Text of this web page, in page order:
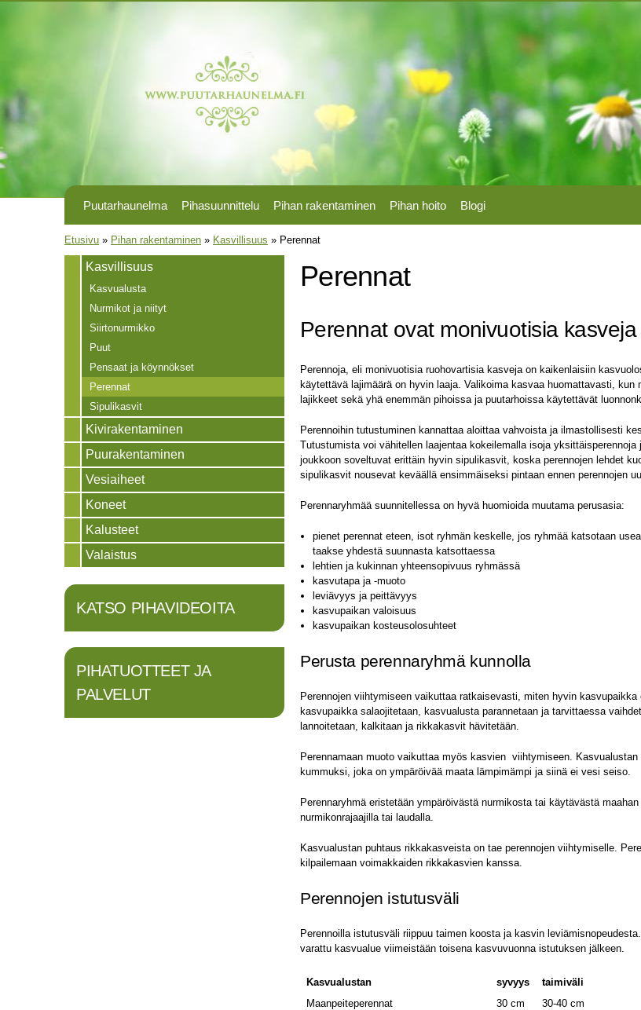
pääsisältöön
Puutarhaunelma Pihasuunnittelu Pihan rakentaminen Pihan hoito Blogi
Olet täällä
Etusivu » Pihan rakentaminen » Kasvillisuus » Perennat
Kasvillisuus
Kasvualusta
Nurmikot ja niityt
Siirtonurmikko
Puut
Pensaat ja köynnökset
Perennat
Sipulikasvit
Kivirakentaminen
Puurakentaminen
Vesiaiheet
Koneet
Kalusteet
Valaistus
KATSO PIHAVIDEOITA
PIHATUOTTEET JA
PALVELUT
Perennat
Perennat ovat monivuotisia kasveja
Perennoja, eli monivuotisia ruohovartisia kasveja on kaikenlaisiin
käytettävä lajimäärä on hyvin laaja. Valikoima kasvaa huomattavasti,
lajikkeet sekä yhä enemmän pihoissa ja puutarhoissa käytettävät
Perennoihin tutustuminen kannattaa aloittaa vahvoista ja ilmastollisesti
Tutustumista voi vähitellen laajentaa kokeilemalla isoja yksittäisperennoja
joukkoon soveltuvat erittäin hyvin sipulikasvit, koska perennojen lehdet
sipulikasvit nousevat keväällä ensimmäiseksi pintaan ennen perennojen
Perennaryhmää suunnitellessa on hyvä huomioida muutama perusasia:
pienet perennat eteen, isot ryhmän keskelle, jos ryhmää katsotaan
taakse yhdestä suunnasta katsottaessa
lehtien ja kukinnan yhteensopivuus ryhmässä
kasvutapa ja -muoto
leviävyys ja peittävyys
kasvupaikan valoisuus
kasvupaikan kosteusolosuhteet
Perusta perennaryhmä kunnolla
Perennojen viihtymiseen vaikuttaa ratkaisevasti, miten hyvin
kasvupaikka salaojitetaan, kasvualusta parannetaan ja tarvittaessa
lannoitetaan, kalkitaan ja rikkakasvit hävitetään.
Perennamaan muoto vaikuttaa myös kasvien viihtymiseen. Kasvualustan
kummuksi, joka on ympäröivää maata lämpimämpi ja siinä ei vesi seiso.
Perennaryhmä eristetään ympäröivästä nurmikosta tai käytävästä
nurmikonrajaajilla tai laudalla.
Kasvualustan puhtaus rikkakasveista on tae perennojen viihtymiselle.
kilpailemaan voimakkaiden rikkakasvien kanssa.
Perennojen istutusväli
Perennoilla istutusväli riippuu taimen koosta ja kasvin
varattu kasvualue viimeistään toisena kasvuvuonna istutuksen jälkeen.
Kasvualustan syvyys
taimiväli
Maanpeiteperennat
30 cm
30-40 cm